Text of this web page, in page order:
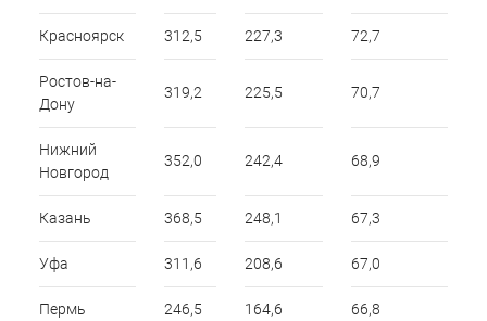
Красноярск 312,5 227,3 72,7
Ростов-на-
Дону
319,2 225,5 70,7
Нижний
Новгород
352,0 242,4 68,9
Казань 368,5 248,1 67,3
Уфа 311,6 208,6 67,0
Пермь 246,5 164,6 66,8